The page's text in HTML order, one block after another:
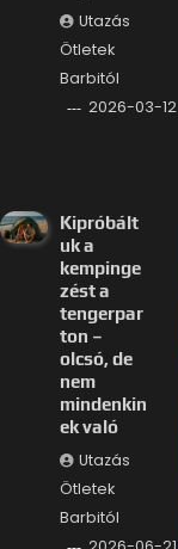
Utazás
Ötletek
Barbitól
2026-03-12
Kipróbált
uk a
kempinge
zést a
tengerpar
ton –
olcsó, de
nem
mindenkin
ek való
Utazás
Ötletek
Barbitól